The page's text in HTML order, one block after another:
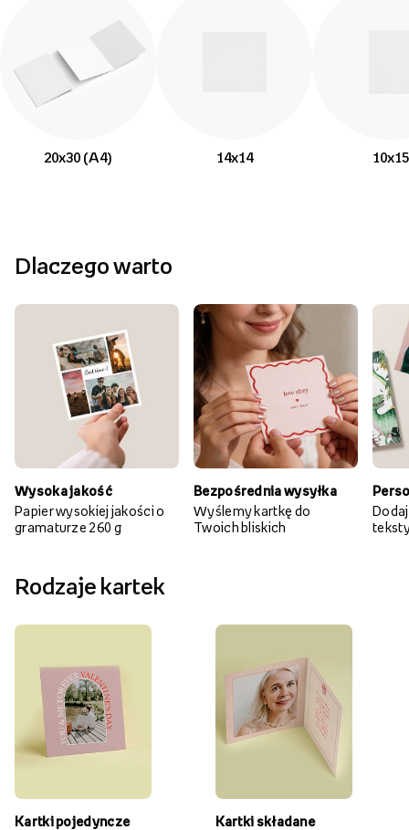
20x30 (A4) 14x14 10x15
Dlaczego warto
Wysoka jakość
Papier wysokiej jakości o
gramaturze 260 g
Bezpośrednia wysyłka
Wyślemy kartkę do
Twoich bliskich
Rodzaje kartek
Kartki pojedyncze Kartki składane